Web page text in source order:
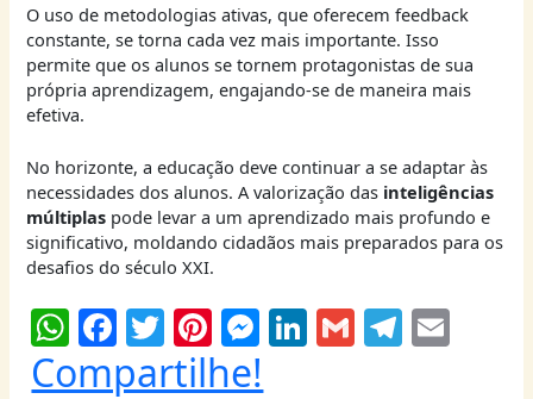
O uso de metodologias ativas, que oferecem feedback
constante, se torna cada vez mais importante. Isso
permite que os alunos se tornem protagonistas de sua
própria aprendizagem, engajando-se de maneira mais
efetiva.
No horizonte, a educação deve continuar a se adaptar às
necessidades dos alunos. A valorização das inteligências
múltiplas pode levar a um aprendizado mais profundo e
significativo, moldando cidadãos mais preparados para os
desafios do século XXI.
W
h
F
a
T
w
Pi
nt
M Li G T
Compartilhe!